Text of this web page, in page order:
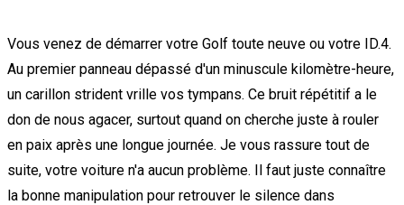
Vous venez de démarrer votre Golf toute neuve ou votre ID.4.
Au premier panneau dépassé d'un minuscule kilomètre-heure,
un carillon strident vrille vos tympans. Ce bruit répétitif a le
don de nous agacer, surtout quand on cherche juste à rouler
en paix après une longue journée. Je vous rassure tout de
suite, votre voiture n'a aucun problème. Il faut juste connaître
la bonne manipulation pour retrouver le silence dans